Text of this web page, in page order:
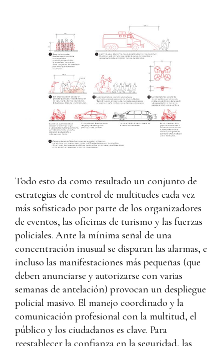
Todo esto da como resultado un conjunto de
estrategias de control de multitudes cada vez
más sofisticado por parte de los organizadores
de eventos, las oficinas de turismo y las fuerzas
policiales. Ante la mínima señal de una
concentración inusual se disparan las alarmas, e
incluso las manifestaciones más pequeñas (que
deben anunciarse y autorizarse con varias
semanas de antelación) provocan un despliegue
policial masivo. El manejo coordinado y la
comunicación profesional con la multitud, el
público y los ciudadanos es clave. Para
reestablecer la confianza en la seguridad, las